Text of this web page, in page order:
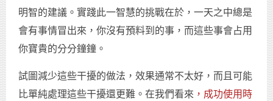
明智的建議。實踐此一智慧的挑戰在於，一天之中總是
會有事情冒出來，你沒有預料到的事，而這些事會占用
你寶貴的分分鐘鐘。
試圖減少這些干擾的做法，效果通常不太好，而且可能
比單純處理這些干擾還更難。在我們看來 ，成功使用時